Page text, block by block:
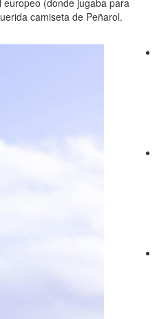
europeo (donde jugaba para
camiseta de Peñarol.